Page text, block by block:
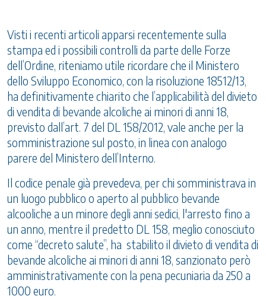
Visti i recenti articoli apparsi recentemente sulla
stampa ed i possibili controlli da parte delle Forze
dell’Ordine, riteniamo utile ricordare che il Ministero
dello Sviluppo Economico, con la risoluzione 18512/13,
ha definitivamente chiarito che l’applicabilità del divieto
di vendita di bevande alcoliche ai minori di anni 18,
previsto dall’art. 7 del DL 158/2012, vale anche per la
somministrazione sul posto, in linea con analogo
parere del Ministero dell’Interno.
Il codice penale già prevedeva, per chi somministrava in
un luogo pubblico o aperto al pubblico bevande
alcooliche a un minore degli anni sedici, l'arresto fino a
un anno, mentre il predetto DL 158, meglio conosciuto
come “decreto salute”, ha stabilito il divieto di vendita di
bevande alcoliche ai minori di anni 18, sanzionato però
amministrativamente con la pena pecuniaria da 250 a
1000 euro.